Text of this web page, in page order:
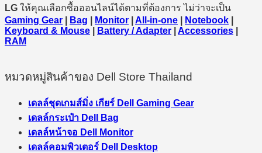
LG ให้คุณเลือกซื้อออนไลน์ได้ตามที่ต้องการ ไม่ว่าจะเป็น
Gaming Gear
Bag Monitor All-in-one Notebook
Keyboard & Mouse
Battery / Adapter Accessories
RAM
หมวดหมู่สินค้าของ Dell Store Thailand
เดลล์ชุดเกมส์มิ่ง เกียร์ Dell Gaming Gear
เดลล์กระเป๋า Dell Bag
เดลล์หน้าจอ Dell Monitor
เดลล์คอมพิวเตอร์ Dell Desktop